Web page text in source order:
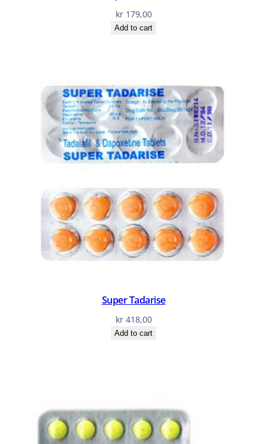
kr179,00
Add to cart
Super Tadarise
kr418,00
Add to cart